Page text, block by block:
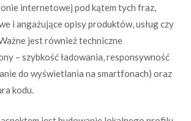
internetowej pod kątem tych fraz,
i angażujące opisy produktów, usług czy
jest również techniczne
– szybkość ładowania, responsywność
do wyświetlania na smartfonach) oraz
kodu.